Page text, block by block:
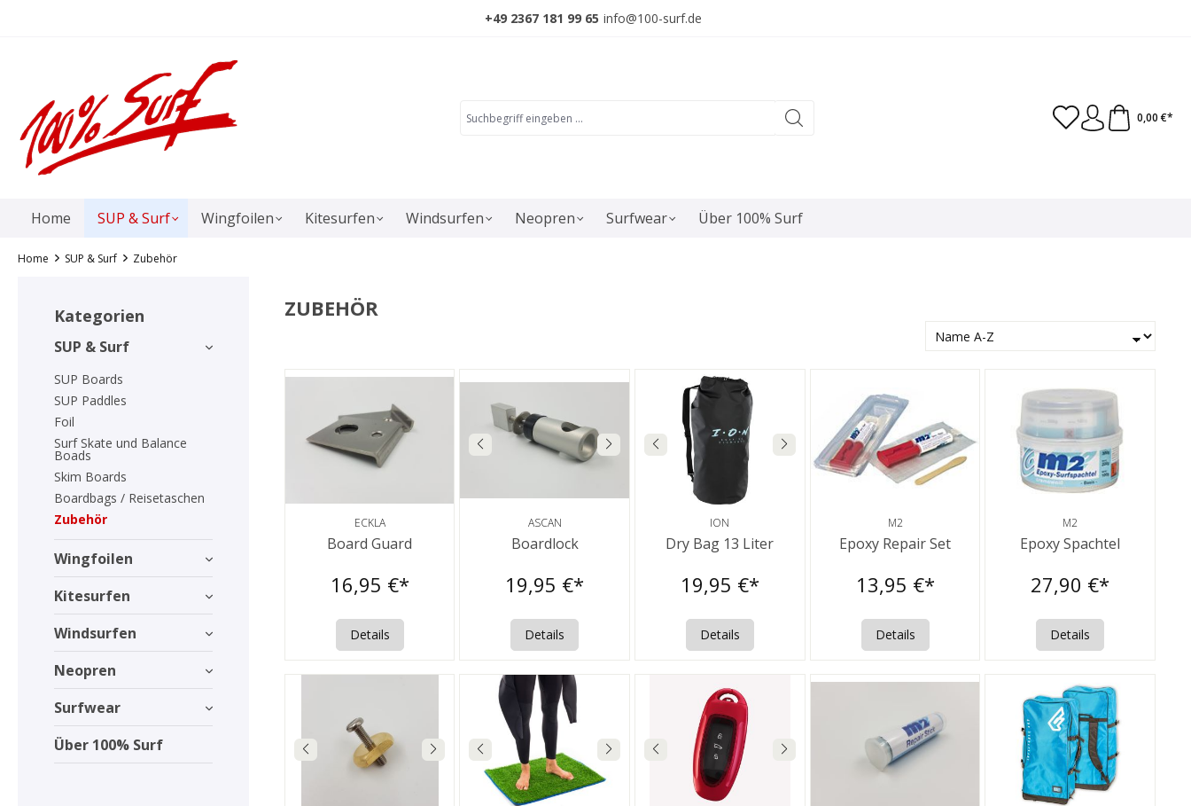
+49 2367 181 99 65 info@100-surf.de
0,00 €*
Home SUP & Surf Wingfoilen Kitesurfen Windsurfen Neopren Surfwear Über 100% Surf
Home SUP & Surf Zubehör
Kategorien
SUP & Surf
SUP Boards
SUP Paddles
Foil
Surf Skate und Balance
Boads
Skim Boards
Boardbags / Reisetaschen
Zubehör
Wingfoilen
Kitesurfen
Windsurfen
Neopren
Surfwear
Über 100% Surf
ZUBEHÖR
ECKLA
Board Guard
16,95 €*
Details
ASCAN
Boardlock
19,95 €*
Details
ION
Dry Bag 13 Liter
19,95 €*
Details
M2
Epoxy Repair Set
13,95 €*
Details
M2
Epoxy Spachtel
27,90 €*
Details